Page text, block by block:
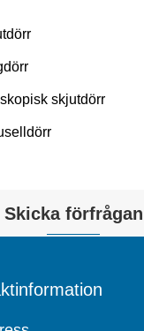
skjutdörr
Skicka förfrågan